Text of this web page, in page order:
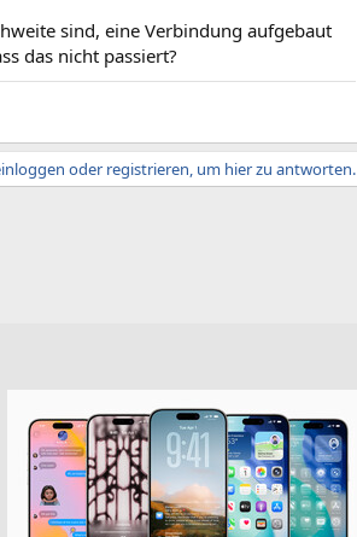
sind, eine Verbindung aufgebaut
das nicht passiert?
oder registrieren, um hier zu antworten.